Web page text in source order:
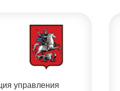
управления